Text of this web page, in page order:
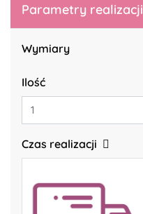
Parametry realizacji
Wymiary
Ilość
Czas realizacji